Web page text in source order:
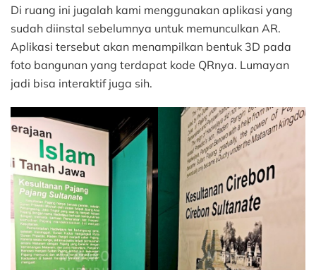
Di ruang ini jugalah kami menggunakan aplikasi yang
sudah diinstal sebelumnya untuk memunculkan AR.
Aplikasi tersebut akan menampilkan bentuk 3D pada
foto bangunan yang terdapat kode QRnya. Lumayan
jadi bisa interaktif juga sih.